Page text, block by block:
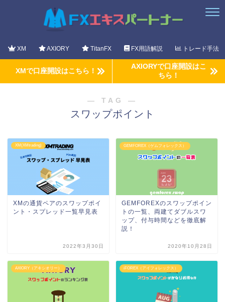
XM AXIORY TitanFX FX用語解説 トレード手法
XMで口座開設はこちら！
AXIORYで口座開設はこ
ちら！
― TAG ―
スワップポイント
XM(XMtrading)
XMの通貨ペアのスワップポイ
ント・スプレッド一覧早見表
2022年3月30日
GEMFOREX（ゲムフォレックス）
GEMFOREXのスワップポイン
トの一覧、両建てダブルスワ
ップ、付与時間などを徹底解
説！
2020年10月28日
AXIORY（アキシオリー） iFOREX（アイフォレックス）